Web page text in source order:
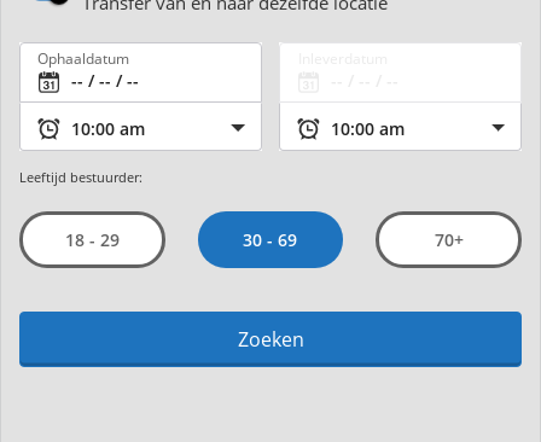
Ophaaldatum
Leeftijd bestuurder:
18 - 29 30 - 69 70+
Zoeken